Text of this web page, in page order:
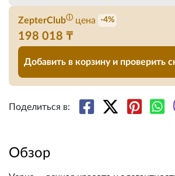
ZepterClubⓘ цена -4%
198 018 ₸
Добавить в корзину и проверить
Поделиться в:
Обзор